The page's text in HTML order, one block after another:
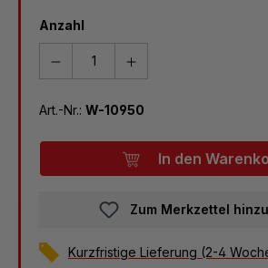
Anzahl
Art.-Nr.: W-10950
In den
Zum Merkzettel
Kurzfristige Lieferung (2-4